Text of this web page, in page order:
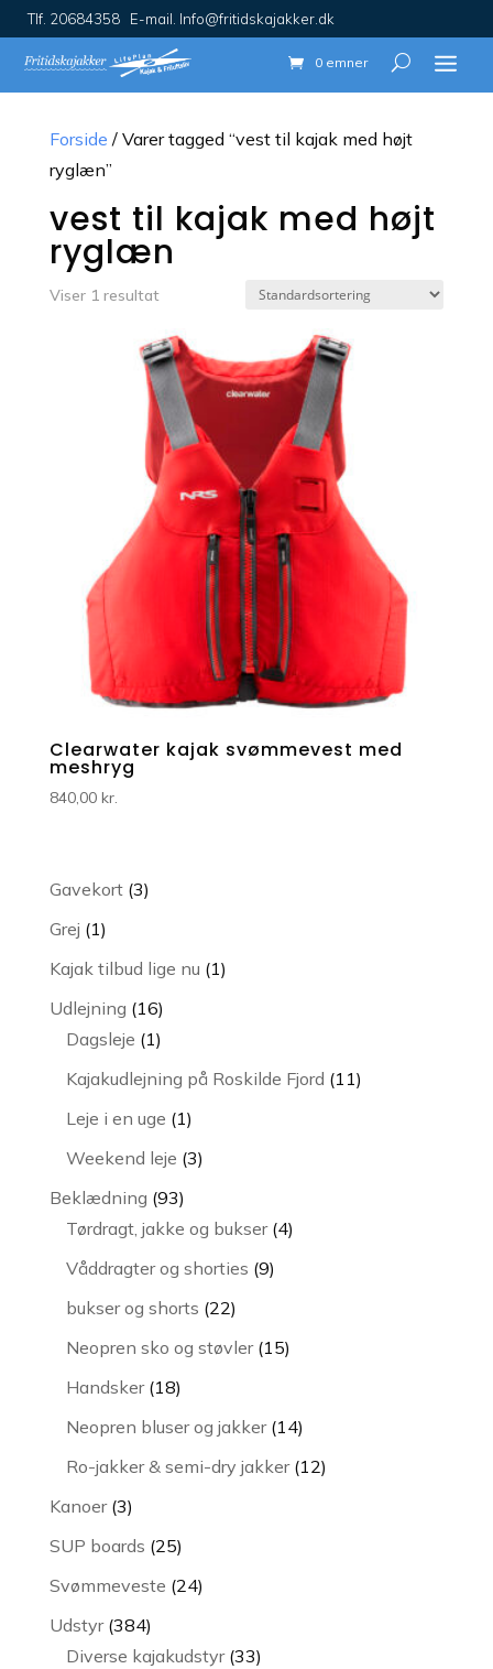
Tlf. 20684358 E-mail. Info@fritidskajakker.dk
0 emner
Forside / Varer tagged “vest til kajak med højt
ryglæn”
vest til kajak med højt
ryglæn
Viser 1 resultat
Clearwater kajak svømmevest med
meshryg
840,00 kr.
Gavekort 33
Grej 11
vare
Kajak tilbud lige nu 11
Udlejning 1616
varer
Dagsleje 11
vare
Kajakudlejning på Roskilde Fjord 1111
Leje i en uge 11
vare
Weekend leje 33
Beklædning 9393
varer
Tørdragt, jakke og bukser 44
Våddragter og shorties 99
bukser og shorts 2222
varer
Neopren sko og støvler 1515
Handsker 1818
Neopren bluser og jakker 1414
varer
Ro-jakker & semi-dry jakker 1212
Kanoer 33
varer
SUP boards 2525
varer
Svømmeveste 2424
Udstyr 384384
varer
Diverse kajakudstyr 3333